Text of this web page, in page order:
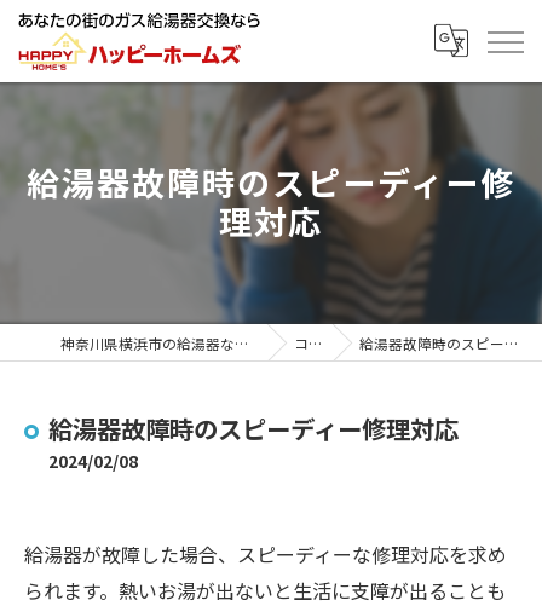
給湯器故障時のスピーディー修
理対応
神奈川県横浜市の給湯器ならハッピーホームズ コラム 給湯器故障時のスピーディー修理対応
給湯器故障時のスピーディー修理対応
2024/02/08
給湯器が故障した場合、スピーディーな修理対応を求め
られます。熱いお湯が出ないと生活に支障が出ることも